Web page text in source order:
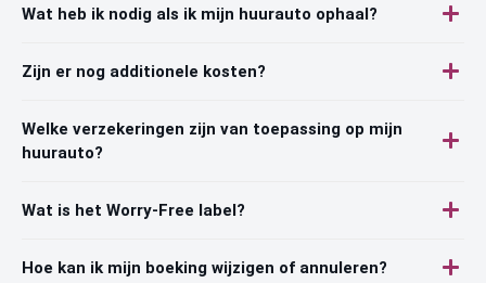
Wat heb ik nodig als ik mijn huurauto ophaal?
Zijn er nog additionele kosten?
Welke verzekeringen zijn van toepassing op mijn
huurauto?
Wat is het Worry-Free label?
Hoe kan ik mijn boeking wijzigen of annuleren?